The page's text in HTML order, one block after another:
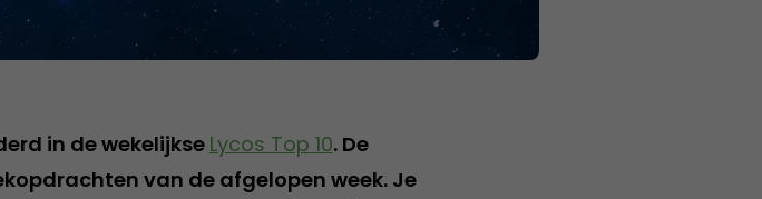
in de wekelijkseLycos Top 10. De
van de afgelopen week. Je